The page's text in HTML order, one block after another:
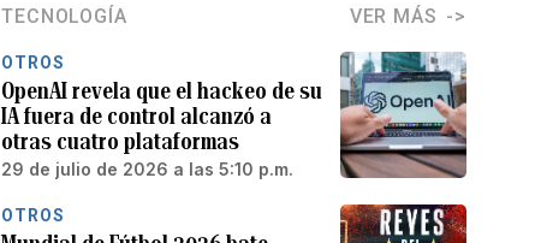
TECNOLOGÍA VER MÁS
OTROS
OpenAI revela que el hackeo de su
IA fuera de control alcanzó a
otras cuatro plataformas
29 de julio de 2026 a las 5:10 p.m.
OTROS